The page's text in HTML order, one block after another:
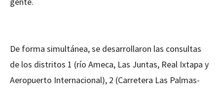
De forma simultánea, se desarrollaron las consultas
de los distritos 1 (río Ameca, Las Juntas, Real Ixtapa y
Aeropuerto Internacional), 2 (Carretera Las Palmas-